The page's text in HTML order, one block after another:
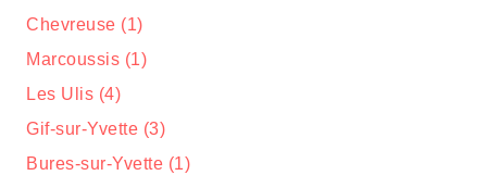
Chevreuse (1)
Marcoussis (1)
Les Ulis (4)
Gif-sur-Yvette (3)
Bures-sur-Yvette (1)